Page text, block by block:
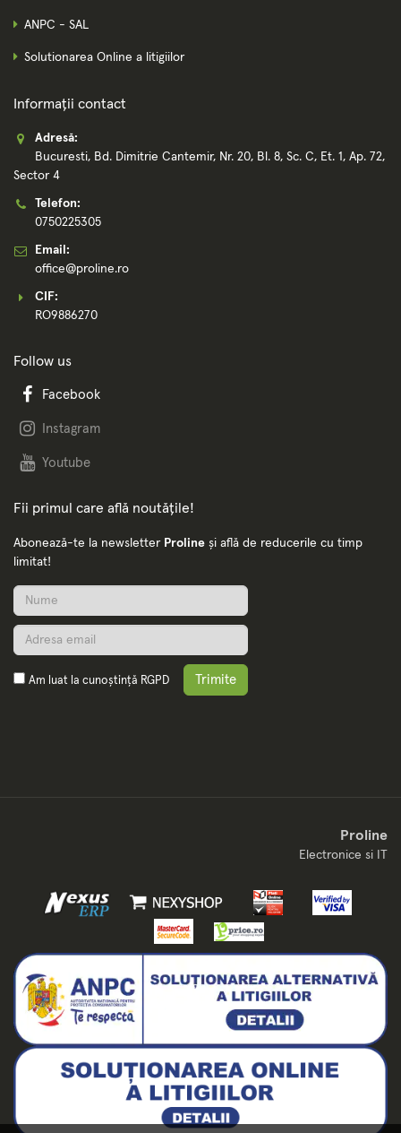
ANPC - SAL
Solutionarea Online a litigiilor
Informații contact
Adresă:
Bucuresti, Bd. Dimitrie Cantemir, Nr. 20, Bl. 8, Sc. C, Et. 1, Ap. 72,
Sector 4
Telefon:
0750225305
Email:
office@proline.ro
CIF:
RO9886270
Follow us
Facebook
Instagram
Youtube
Fii primul care află noutățile!
Abonează-te la newsletter Proline și află de reducerile cu timp
limitat!
Am luat la cunoștință RGPD Trimite
Proline
Electronice si IT